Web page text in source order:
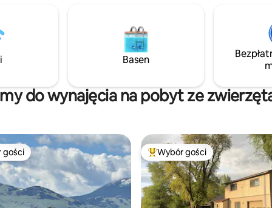
kaczki i gęsi sprawiają,
jest surrealistyczne.
ryby, przynieś własne słupy i
się łapaniem trzech
znajdziesz przytulny,
z grami planszowymi i
potrzebujesz do życia w Big Sky
tego panoramiczne widoki na
nastrojowy Levinski Ridge z
Basen
do wynajęcia na pobyt ze
z kategorii Wybór gości
gości Najpopularniejsze z kategorii
Wybór gości